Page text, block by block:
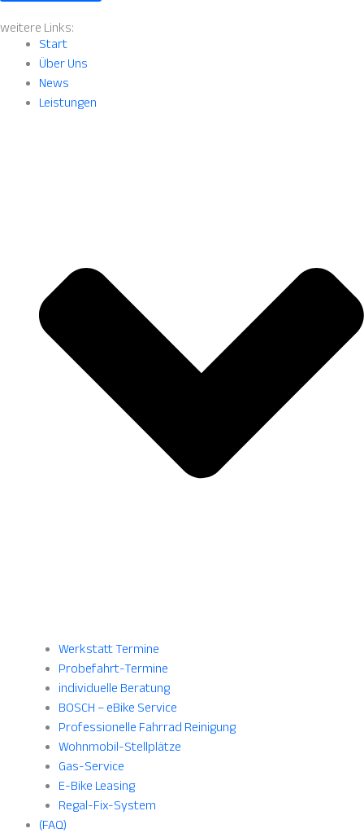
weitere Links:
Start
Über Uns
News
Leistungen
Werkstatt Termine
Probefahrt-Termine
individuelle Beratung
BOSCH – eBike Service
Professionelle Fahrrad Reinigung
Wohnmobil-Stellplätze
Gas-Service
E-Bike Leasing
Regal-Fix-System
(FAQ)